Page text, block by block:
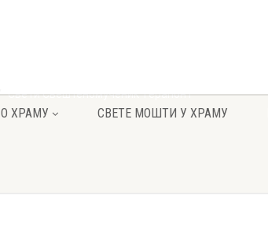
О ХРАМУ СВЕТЕ МОШТИ У ХРАМУ
Свети Свештеномученик Терапонт